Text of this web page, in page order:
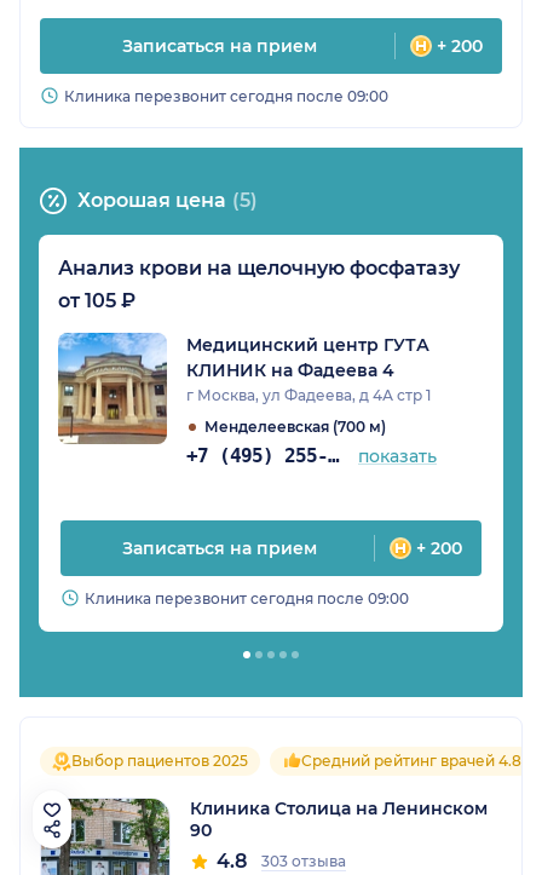
Записаться на прием + 200
Клиника перезвонит сегодня после 09:00
Хорошая цена (5)
Анализ крови на щелочную фосфатазу
от 105 ₽
Медицинский центр ГУТА
КЛИНИК на Фадеева 4
г Москва, ул Фадеева, д 4А стр 1
Менделеевская (700 м)
+7 (495) 255-05-73 показать
Записаться на прием + 200
Клиника перезвонит сегодня после 09:00
Выбор пациентов 2025 Средний рейтинг врачей 4.8
Клиника Столица на Ленинском
90
4.8 303 отзыва